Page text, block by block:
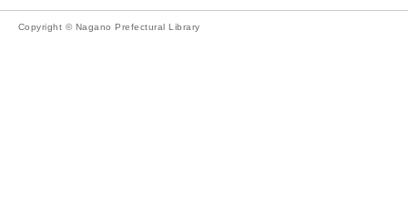
Copyright © Nagano Prefectural Library